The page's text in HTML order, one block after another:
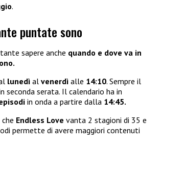
.
puntate sono
sapere anche quando e dove va in
lunedì al venerdì alle 14:10. Sempre il
seconda serata. Il calendario ha in
in onda a partire dalla 14:45.
che Endless Love vanta 2 stagioni di 35 e
permette di avere maggiori contenuti